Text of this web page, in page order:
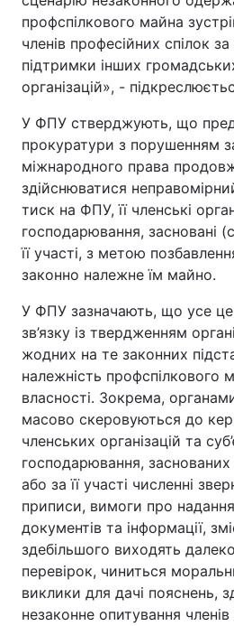
профспілкового майна
членів професійних спілок за
підтримки інших
організацій», -
У ФПУ стверджують, що
прокуратури з порушенням
міжнародного права
здійснюватися
тиск на ФПУ, її членські
господарювання, засновані
її участі, з метою
законно належне їм майно.
У ФПУ зазначають, що усе це
зв’язку із твердженням
жодних на те законних
належність профспілкового
власності. Зокрема,
масово скеровуються до
членських організацій та
господарювання,
або за її участі численні
приписи, вимоги про
документів та інформації,
здебільшого виходять
перевірок, чиниться
виклики для дачі пояснень,
незаконне опитування